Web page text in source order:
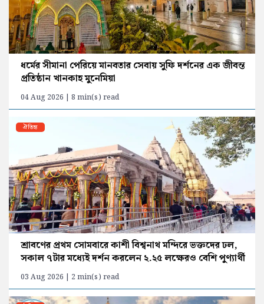
ধর্মের সীমানা পেরিয়ে মানবতার সেবায় সুফি দর্শনের এক জীবন্ত
প্রতিষ্ঠান খানকাহ মুনেমিয়া
04 Aug 2026 | 8 min(s) read
ঐতিহ্য
শ্রাবণের প্রথম সোমবারে কাশী বিশ্বনাথ মন্দিরে ভক্তদের ঢল,
সকাল ৭টার মধ্যেই দর্শন করলেন ২.২৫ লক্ষেরও বেশি পুণ্যার্থী
03 Aug 2026 | 2 min(s) read